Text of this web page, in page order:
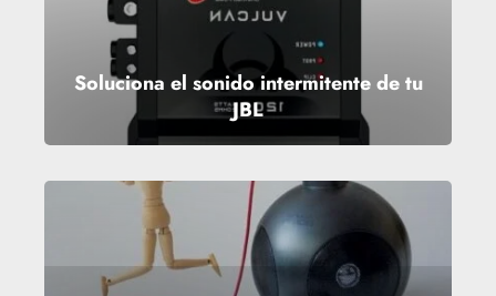
Soluciona el sonido intermitente de tu
JBL